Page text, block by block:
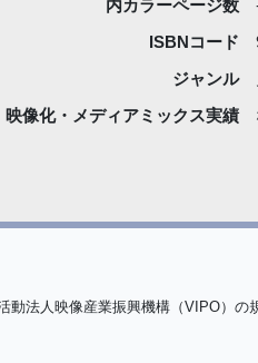
内カラーページ数
ISBNコード
ジャンル
映像化・ メディアミックス実績
法人映像産業振興機構（VIPO）の